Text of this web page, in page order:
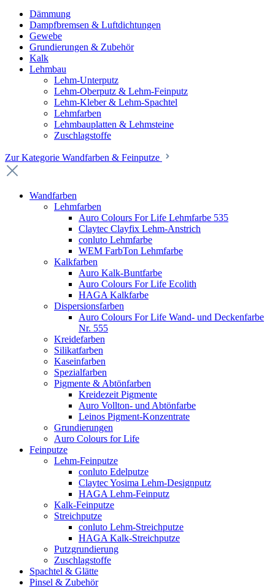
Dämmung
Dampfbremsen & Luftdichtungen
Gewebe
Grundierungen & Zubehör
Kalk
Lehmbau
Lehm-Unterputz
Lehm-Oberputz & Lehm-Feinputz
Lehm-Kleber & Lehm-Spachtel
Lehmfarben
Lehmbauplatten & Lehmsteine
Zuschlagstoffe
Zur Kategorie Wandfarben & Feinputze
Wandfarben
Lehmfarben
Auro Colours For Life Lehmfarbe 535
Claytec Clayfix Lehm-Anstrich
conluto Lehmfarbe
WEM FarbTon Lehmfarbe
Kalkfarben
Auro Kalk-Buntfarbe
Auro Colours For Life Ecolith
HAGA Kalkfarbe
Dispersionsfarben
Auro Colours For Life Wand- und Deckenfarbe
Nr. 555
Kreidefarben
Silikatfarben
Kaseinfarben
Spezialfarben
Pigmente & Abtönfarben
Kreidezeit Pigmente
Auro Vollton- und Abtönfarbe
Leinos Pigment-Konzentrate
Grundierungen
Auro Colours for Life
Feinputze
Lehm-Feinputze
conluto Edelputze
Claytec Yosima Lehm-Designputz
HAGA Lehm-Feinputz
Kalk-Feinputze
Streichputze
conluto Lehm-Streichputze
HAGA Kalk-Streichputze
Putzgrundierung
Zuschlagstoffe
Spachtel & Glätte
Pinsel & Zubehör